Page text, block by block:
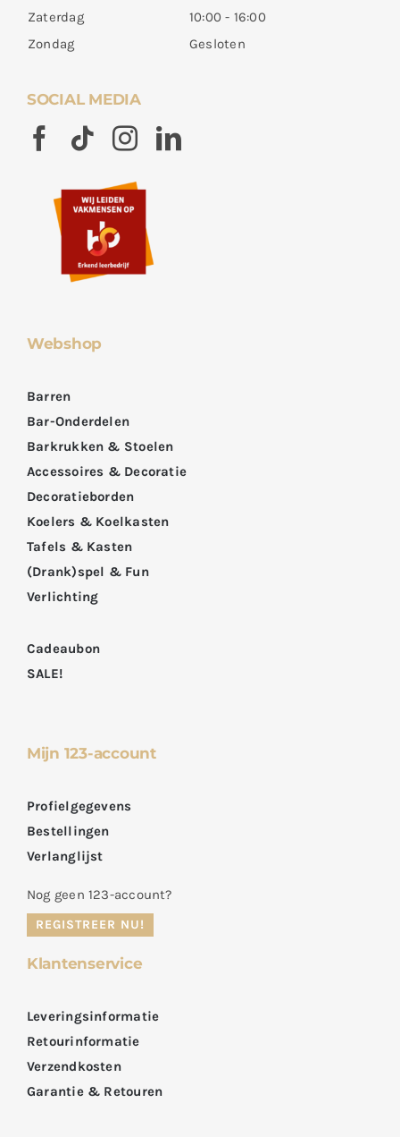
Zaterdag
10:00 - 16:00
Zondag
Gesloten
SOCIAL MEDIA
Webshop
Barren
Bar-Onderdelen
Barkrukken & Stoelen
Accessoires & Decoratie
Decoratieborden
Koelers & Koelkasten
Tafels & Kasten
(Drank)spel & Fun
Verlichting
Cadeaubon
SALE!
Mijn 123-account
Profielgegevens
Bestellingen
Verlanglijst
Nog geen 123-account?
REGISTREER NU!
Klantenservice
Leveringsinformatie
Retourinformatie
Verzendkosten
Garantie & Retouren